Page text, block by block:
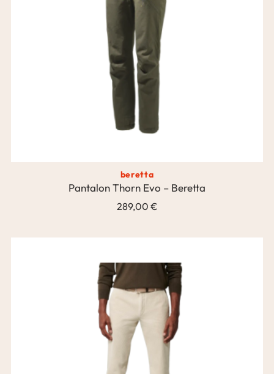
beretta
Pantalon Thorn Evo – Beretta
289,00 €